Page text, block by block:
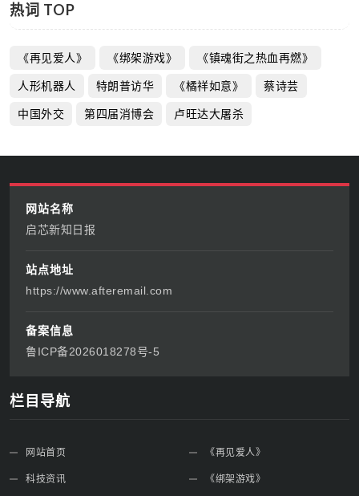
热词 TOP
《再见爱人》 《绑架游戏》 《镇魂街之热血再燃》
人形机器人 特朗普访华 《橘祥如意》 蔡诗芸
中国外交 第四届消博会 卢旺达大屠杀
网站名称
启芯新知日报
站点地址
https://www.afteremail.com
备案信息
鲁ICP备2026018278号-5
栏目导航
网站首页
科技资讯
《再见爱人》
《绑架游戏》